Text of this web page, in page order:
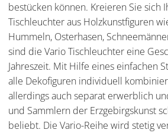
bestücken können. Kreieren Sie sich
Tischleuchter aus Holzkunstfiguren
Hummeln, Osterhasen,
sind die Vario Tischleuchter eine
Jahreszeit. Mit Hilfe eines einfachen
alle Dekofiguren individuell
allerdings auch separat erwerblich
und Sammlern der Erzgebirgskunst
beliebt. Die Vario-Reihe wird stetig